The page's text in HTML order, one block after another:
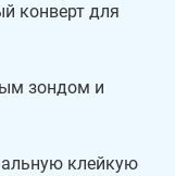
конверт для
зондом и
клейкую